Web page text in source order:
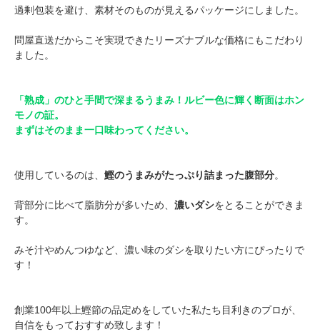
過剰包装を避け、素材そのものが見えるパッケージにしました。
問屋直送だからこそ実現できたリーズナブルな価格にもこだわり
ました。
「熟成」のひと手間で深まるうまみ！ルビー色に輝く断面はホン
モノの証。
まずはそのまま一口味わってください。
使用しているのは、 鰹のうまみがたっぷり詰まった腹部分。
背部分に比べて脂肪分が多いため、 濃いダシをとることができま
す。
みそ汁やめんつゆなど、濃い味のダシを取りたい方にぴったりで
す！
創業100年以上鰹節の品定めをしていた私たち目利きのプロが、
自信をもっておすすめ致します！